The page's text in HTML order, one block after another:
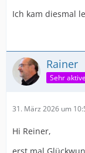
Ich kam diesmal
Rainer
Sehr
31. März 2026 um
Hi Reiner,